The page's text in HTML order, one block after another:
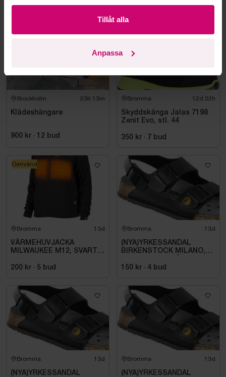
Tillåt alla
Anpassa
Stockholm 23h 13m
Klädeshängare
900 kr · 12 bud
Bromma 12d 22h
Skyddskänga Jalas 7198
Zenit Evo, stl. 44
350 kr · 7 bud
Oanvänd
Bromma 13d
VÄRMEHUVJACKA
MILWAUKEE M12, SVART
200 kr · 5 bud
Oanvänd
Bromma 13d
(NYA)YRKESSANDAL
BIRKENSTOCK MILANO,
SVART. STL 42
150 kr · 4 bud
Bromma 13d
(NYA)YRKESSANDAL
Bromma 13d
(NYA)YRKESSANDAL